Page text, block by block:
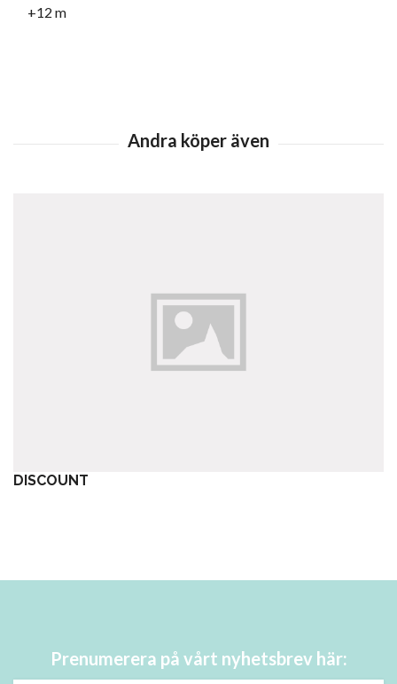
+12 m
DISCOUNT
Prenumerera på vårt nyhetsbrev här: